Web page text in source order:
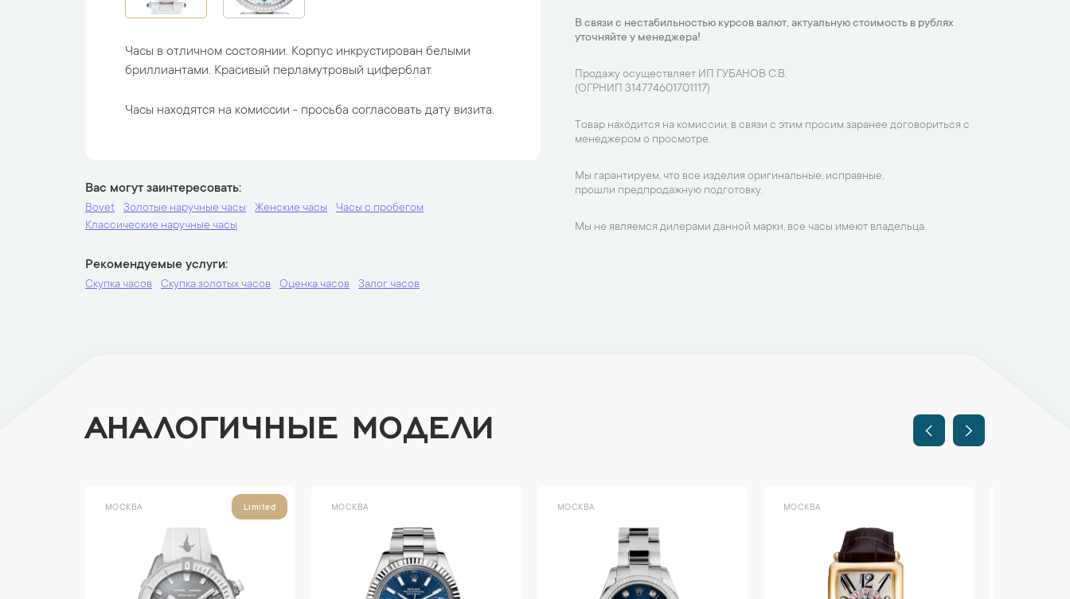
Часы в отличном состоянии. Корпус инкрустирован белыми
бриллиантами. Красивый перламутровый циферблат.
Часы находятся на комиссии - просьба согласовать дату визита.
Вас могут заинтересовать
Bovet Золотые наручные часы Женские часы
Часы с пробегом
Классические наручные часы
Рекомендуемые услуги
Скупка часов Скупка золотых часов Оценка часов Залог часов
В связи с нестабильностью курсов валют, актуальную стоимость в рублях
уточняйте у менеджера!
Продажу осуществляет ИП ГУБАНОВ С.В.
(ОГРНИП 314774601701117)
Товар находится на комиссии, в связи с этим просим заранее договориться с
менеджером о просмотре.
Мы гарантируем, что все изделия оригинальные, исправные,
прошли предпродажную подготовку.
Мы не являемся дилерами данной марки, все часы имеют владельца.
АНАЛОГИЧНЫЕ МОДЕЛИ
МОСКВА Limited МОСКВА МОСКВА МОСКВА